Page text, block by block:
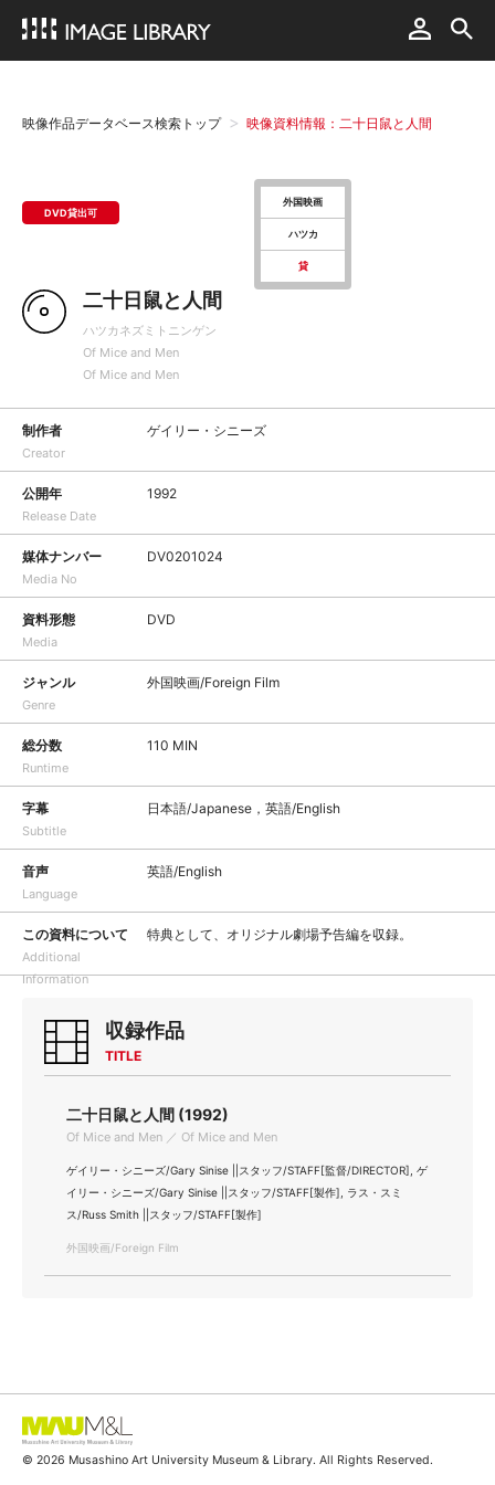
映像作品データベース検索トップ 映像資料情報：二十日鼠と人間
DVD貸出可
外国映画
ハツカ
貸
二十日鼠と人間
ハツカネズミトニンゲン
Of Mice and Men
Of Mice and Men
制作者
Creator
ゲイリー・シニーズ
公開年
Release Date
1992
媒体ナンバー
Media No
DV0201024
資料形態
Media
DVD
ジャンル
Genre
外国映画/Foreign Film
総分数
Runtime
110 MIN
字幕
Subtitle
日本語/Japanese，英語/English
音声
Language
英語/English
この資料について
Additional
Information
特典として、オリジナル劇場予告編を収録。
収録作品
TITLE
二十日鼠と人間 (1992)
Of Mice and Men ／ Of Mice and Men
ゲイリー・シニーズ/Gary Sinise ||スタッフ/STAFF[監督/DIRECTOR], ゲ
イリー・シニーズ/Gary Sinise ||スタッフ/STAFF[製作], ラス・スミ
ス/Russ Smith ||スタッフ/STAFF[製作]
外国映画/Foreign Film
© 2026 Musashino Art University Museum & Library. All Rights Reserved.